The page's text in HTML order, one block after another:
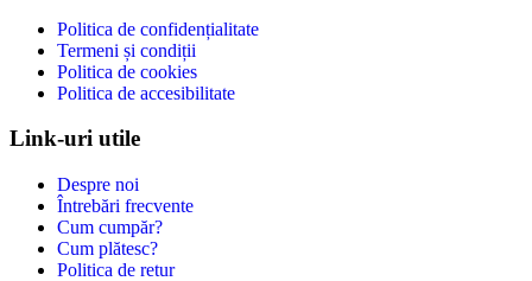
Politica de confidențialitate
Termeni și condiții
Politica de cookies
Politica de accesibilitate
Link-uri utile
Despre noi
Întrebări frecvente
Cum cumpăr?
Cum plătesc?
Politica de retur